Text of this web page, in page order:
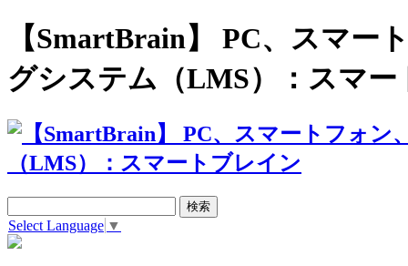
【SmartBrain】 PC、スマー
グシステム（LMS）：スマー
Select Language ▼